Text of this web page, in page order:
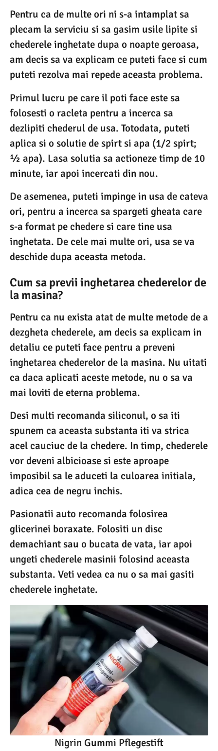
Pentru ca de multe ori ni s-a intamplat sa
plecam la serviciu si sa gasim usile lipite si
chederele inghetate dupa o noapte geroasa,
am decis sa va explicam ce puteti face si cum
puteti rezolva mai repede aceasta problema.
Primul lucru pe care il poti face este sa
folosesti o racleta pentru a incerca sa
dezlipiti chederul de usa. Totodata, puteti
aplica si o solutie de spirt si apa (1/2 spirt;
½ apa). Lasa solutia sa actioneze timp de 10
minute, iar apoi incercati din nou.
De asemenea, puteti impinge in usa de cateva
ori, pentru a incerca sa spargeti gheata care
s-a format pe chedere si care tine usa
inghetata. De cele mai multe ori, usa se va
deschide dupa aceasta metoda.
Cum sa previi inghetarea chederelor de
la masina?
Pentru ca nu exista atat de multe metode de a
dezgheta chederele, am decis sa explicam in
detaliu ce puteti face pentru a preveni
inghetarea chederelor de la masina. Nu uitati
ca daca aplicati aceste metode, nu o sa va
mai loviti de eterna problema.
Desi multi recomanda siliconul, o sa iti
spunem ca aceasta substanta iti va strica
acel cauciuc de la chedere. In timp, chederele
vor deveni albicioase si este aproape
imposibil sa le aduceti la culoarea initiala,
adica cea de negru inchis.
Pasionatii auto recomanda folosirea
glicerinei boraxate. Folositi un disc
demachiant sau o bucata de vata, iar apoi
ungeti chederele masinii folosind aceasta
substanta. Veti vedea ca nu o sa mai gasiti
chederele inghetate.
Nigrin Gummi Pflegestift